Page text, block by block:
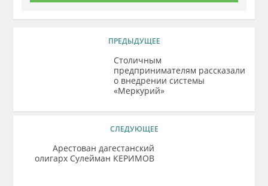
ПРЕДЫДУЩЕЕ
Столичным
предпринимателям рассказали
о внедрении системы
«Меркурий»
СЛЕДУЮЩЕЕ
Арестован дагестанский
олигарх Сулейман КЕРИМОВ